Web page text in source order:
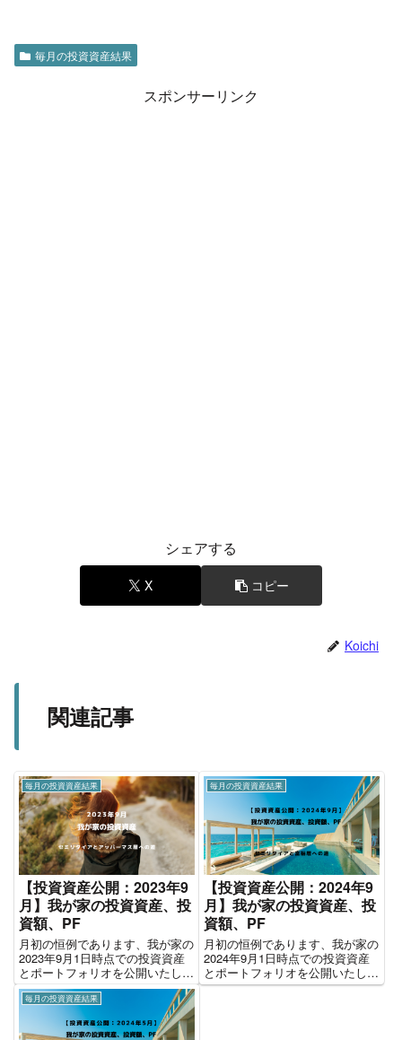
毎月の投資資産結果
スポンサーリンク
シェアする
X コピー
Koichi
関連記事
毎月の投資資産結果
【投資資産公開：2023年9
月】我が家の投資資産、投
資額、PF
月初の恒例であります、我が家の
2023年9月1日時点での投資資産
とポートフォリオを公開いたしま
す！！！ 約2,351万円運用中です
(2023年9月) 2023年9月1日(2023
年8月31日終値基準)において、我
が家では約2,351万円運用...
毎月の投資資産結果
【投資資産公開：2024年9
月】我が家の投資資産、投
資額、PF
月初の恒例であります、我が家の
2024年9月1日時点での投資資産
とポートフォリオを公開いたしま
す！！！ 約3,109万円運用中です
毎月の投資資産結果